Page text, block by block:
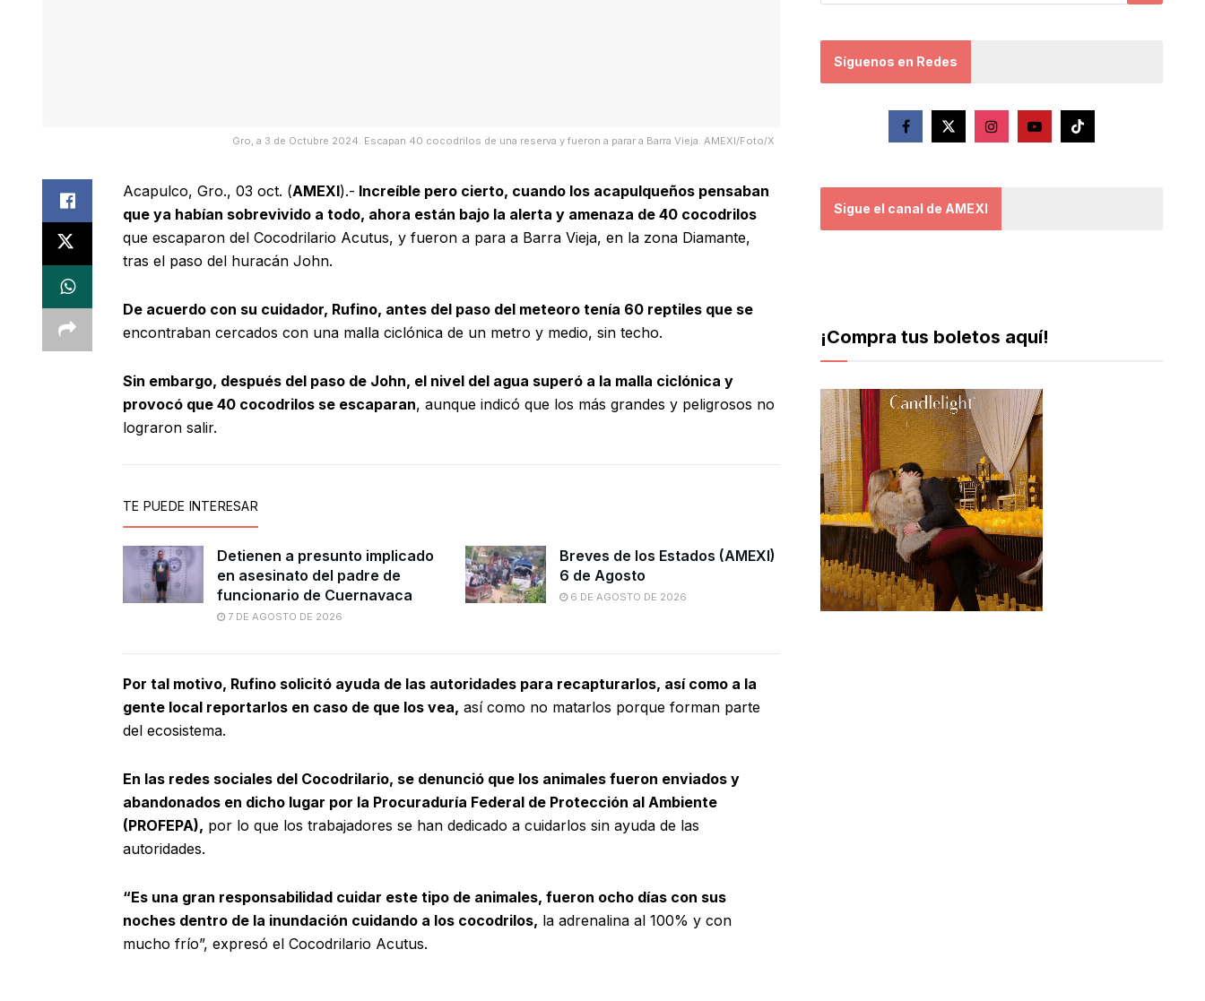
Gro, a 3 de Octubre 2024. Escapan 40 cocodrilos de una reserva y fueron a parar a Barra Vieja. AMEXI/Foto/X
Acapulco, Gro., 03 oct. (AMEXI).- Increíble pero cierto, cuando los acapulqueños pensaban
que ya habían sobrevivido a todo, ahora están bajo la alerta y amenaza de 40 cocodrilos
que escaparon del Cocodrilario Acutus, y fueron a para a Barra Vieja, en la zona Diamante,
tras el paso del huracán John.
De acuerdo con su cuidador, Rufino, antes del paso del meteoro tenía 60 reptiles que se
encontraban cercados con una malla ciclónica de un metro y medio, sin techo.
Sin embargo, después del paso de John, el nivel del agua superó a la malla ciclónica y
provocó que 40 cocodrilos se escaparan, aunque indicó que los más grandes y peligrosos no
lograron salir.
TE PUEDE INTERESAR
Detienen a presunto implicado
en asesinato del padre de
funcionario de Cuernavaca
7 DE AGOSTO DE 2026
Breves de los Estados (AMEXI)
6 de Agosto
6 DE AGOSTO DE 2026
Por tal motivo, Rufino solicitó ayuda de las autoridades para recapturarlos, así como a la
gente local reportarlos en caso de que los vea, así como no matarlos porque forman parte
del ecosistema.
En las redes sociales del Cocodrilario, se denunció que los animales fueron enviados y
abandonados en dicho lugar por la Procuraduría Federal de Protección al Ambiente
(PROFEPA), por lo que los trabajadores se han dedicado a cuidarlos sin ayuda de las
autoridades.
“Es una gran responsabilidad cuidar este tipo de animales, fueron ocho días con sus
noches dentro de la inundación cuidando a los cocodrilos, la adrenalina al 100% y con
mucho frío”, expresó el Cocodrilario Acutus.
Síguenos en Redes
Sigue el canal de AMEXI
¡Compra tus boletos aquí!